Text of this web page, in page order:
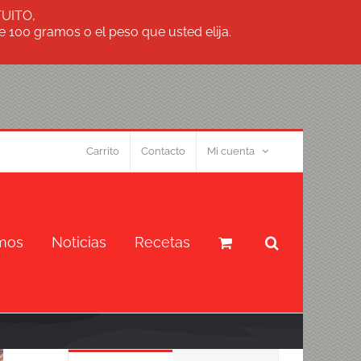
gramos o el peso que usted elija.
Carrito Contacto Mi cuenta
Noticias Recetas